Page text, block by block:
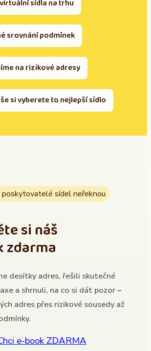
sídla na trhu
srovnání podmínek
na rizikové adresy
si vyberete to nejlepší sídlo
sídel neřeknou
si náš
zdarma
desítky adres, řešili skutečné
a shrnuli, na co si dát pozor –
adres přes rizikové sousedy až
e-book ZDARMA